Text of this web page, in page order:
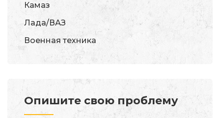
Камаз
Лада/ВАЗ
Военная техника
Опишите свою проблему